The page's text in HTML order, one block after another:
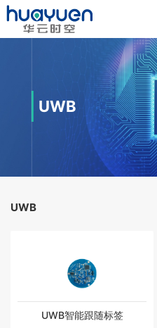
UWB
UWB
UWB智能跟随标签